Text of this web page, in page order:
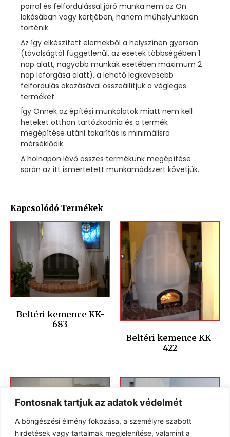
Fontosnak tartjuk az adatok védelmét
A böngészési élmény fokozása, a személyre szabott
hirdetések vagy tartalmak megjelenítése, valamint a
porral és felfordulással járó munka nem az Ön
lakásában vagy kertjében, hanem műhelyünkben
történik.
Az így elkészített elemekből a helyszínen gyorsan
(távolságtól függetlenül, az esetek többségében 1
nap alatt, nagyobb munkák esetében maximum 2
nap leforgása alatt), a lehető legkevesebb
felfordulás okozásával összeállítjuk a végleges
terméket.
Így Önnek az építési munkálatok miatt nem kell
heteket otthon tartózkodnia és a termék
megépítése utáni takarítás is minimálisra
mérséklődik.
A holnapon lévő összes termékünk megépítése
során az itt ismertetett munkamódszert követjük.
Kapcsolódó Termékek
Beltéri kemence KK-
683
Beltéri kemence KK-
422